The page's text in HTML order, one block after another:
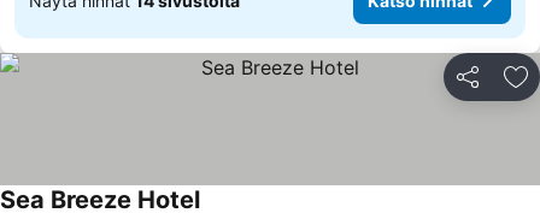
Jaa
Sea Breeze Hotel